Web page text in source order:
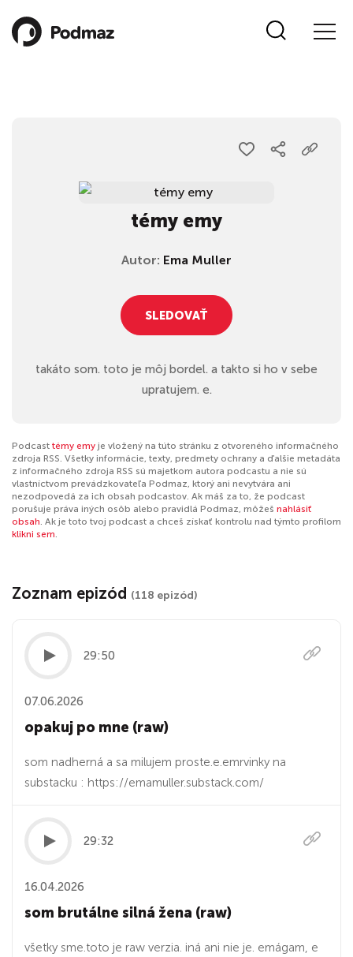
témy emy
Autor: Ema Muller
SLEDOVAŤ
takáto som. toto je môj bordel. a takto si ho v sebe
upratujem. e.
Podcast témy emy je vložený na túto stránku z otvoreného informačného
zdroja RSS. Všetky informácie, texty, predmety ochrany a ďalšie metadáta
z informačného zdroja RSS sú majetkom autora podcastu a nie sú
vlastníctvom prevádzkovateľa Podmaz, ktorý ani nevytvára ani
nezodpovedá za ich obsah podcastov. Ak máš za to, že podcast
porušuje práva iných osôb alebo pravidlá Podmaz, môžeš nahlásiť
obsah. Ak je toto tvoj podcast a chceš získať kontrolu nad týmto profilom
klikni sem.
Zoznam epizód (118 epizód)
29:50
07.06.2026
opakuj po mne (raw)
som nadherná a sa milujem proste.e.emrvinky na
substacku : https://emamuller.substack.com/
29:32
16.04.2026
som brutálne silná žena (raw)
všetky sme.toto je raw verzia. iná ani nie je. emágam, e